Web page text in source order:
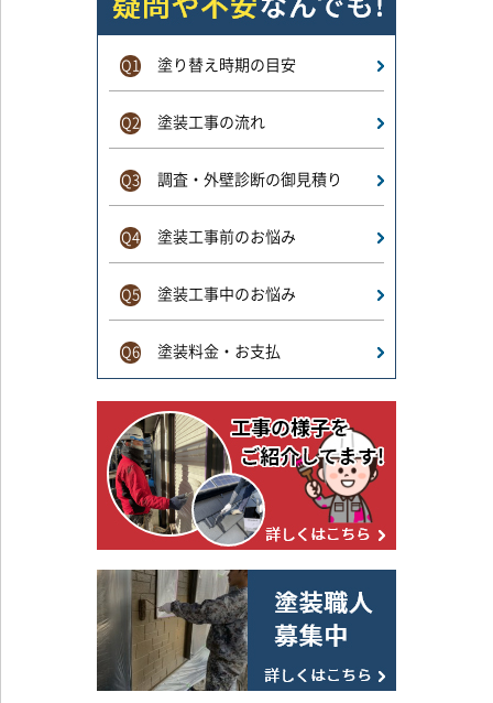
Q1 塗り替え時期の目安
Q2 塗装工事の流れ
Q3 調査・外壁診断の御見積り
Q4 塗装工事前のお悩み
Q5 塗装工事中のお悩み
Q6 塗装料金・お支払